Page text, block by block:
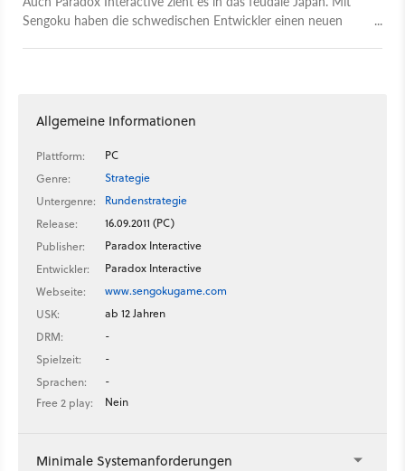
Sengoku haben die schwedischen Entwickler einen neuen
Allgemeine Informationen
Plattform:
PC
Genre:
Strategie
Untergenre:
Rundenstrategie
Release:
16.09.2011 (PC)
Publisher:
Paradox Interactive
Entwickler:
Paradox Interactive
Webseite:
www.sengokugame.com
USK:
ab 12 Jahren
DRM:
-
Spielzeit:
-
Sprachen:
-
Free 2 play:
Nein
Minimale Systemanforderungen